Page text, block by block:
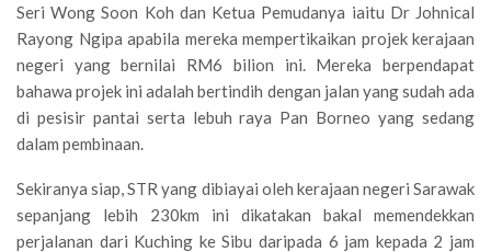
Seri Wong Soon Koh dan Ketua Pemudanya iaitu Dr Johnical
Rayong Ngipa apabila mereka mempertikaikan projek kerajaan
negeri yang bernilai RM6 bilion ini. Mereka berpendapat
bahawa projek ini adalah bertindih dengan jalan yang sudah ada
di pesisir pantai serta lebuh raya Pan Borneo yang sedang
dalam pembinaan.
Sekiranya siap, STR yang dibiayai oleh kerajaan negeri Sarawak
sepanjang lebih 230km ini dikatakan bakal memendekkan
perjalanan dari Kuching ke Sibu daripada 6 jam kepada 2 jam